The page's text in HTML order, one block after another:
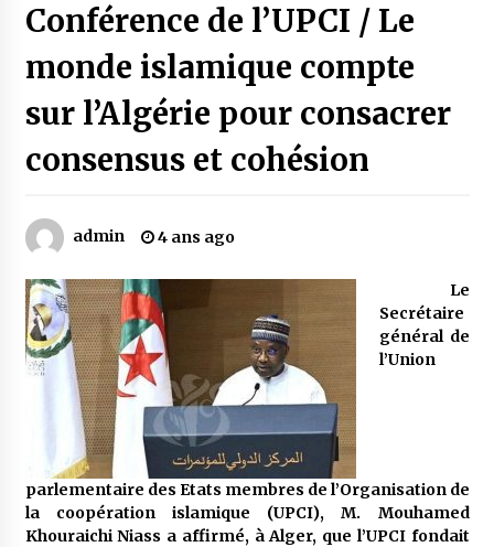
4 ans ago
Mythes et croyances / L’hospitalité des
montagnards
4 ans ago
« Père, tiens-moi, je vais tomber ! »
5 ans ago
Le bouc de l’Au-delà
5 ans ago
Le monstrueux vieillard (Un récit du Sud
algérien)
5 ans ago
Conférence de l’UPCI / Le
monde islamique compte
sur l’Algérie pour consacrer
consensus et cohésion
admin 4 ans ago
Le
Secrétaire
général de
l’Union
parlementaire des Etats membres de l’Organisation de
la coopération islamique (UPCI), M. Mouhamed
Khouraichi Niass a affirmé, à Alger, que l’UPCI fondait